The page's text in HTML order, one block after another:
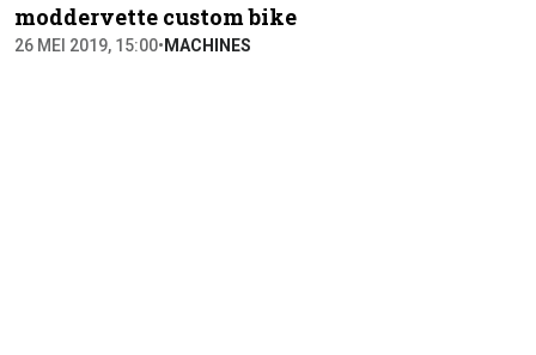
moddervette custom bike
26 MEI 2019, 15:00• MACHINES